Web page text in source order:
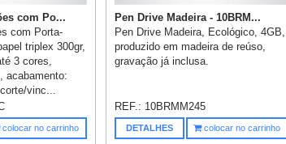
com Po...
com Porta-
triplex 300gr,
3 cores,
acabamento:
vinc...
colocar no carrinho
Pen Drive Madeira - 10BRM...
Pen Drive Madeira, Ecológico, 4GB,
produzido em madeira de reúso,
gravação já inclusa.
REF.: 10BRMM245
DETALHES colocar no carrinho